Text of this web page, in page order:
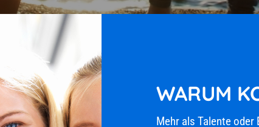
WARUM
Mehr als Talente oder